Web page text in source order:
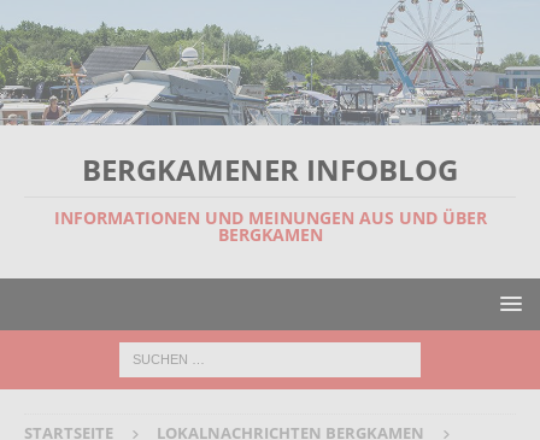
BERGKAMENER INFOBLOG
INFORMATIONEN UND MEINUNGEN AUS UND ÜBER
BERGKAMEN
STARTSEITE
LOKALNACHRICHTEN BERGKAMEN